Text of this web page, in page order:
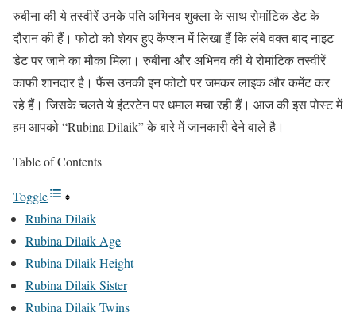
रुबीना की ये तस्वीरें उनके पति अभिनव शुक्ला के साथ रोमांटिक डेट के
दौरान की हैं। फोटो को शेयर हुए कैप्शन में लिखा हैं कि लंबे वक्त बाद नाइट
डेट पर जाने का मौका मिला। रुबीना और अभिनव की ये रोमांटिक तस्वीरें
काफी शानदार है। फैंस उनकी इन फोटो पर जमकर लाइक और कमेंट कर
रहे हैं। जिसके चलते ये इंटरटेन पर धमाल मचा रही हैं। आज की इस पोस्ट में
हम आपको “Rubina Dilaik” के बारे में जानकारी देने वाले है।
Table of Contents
Toggle
Rubina Dilaik
Rubina Dilaik Age
Rubina Dilaik Height
Rubina Dilaik Sister
Rubina Dilaik Twins